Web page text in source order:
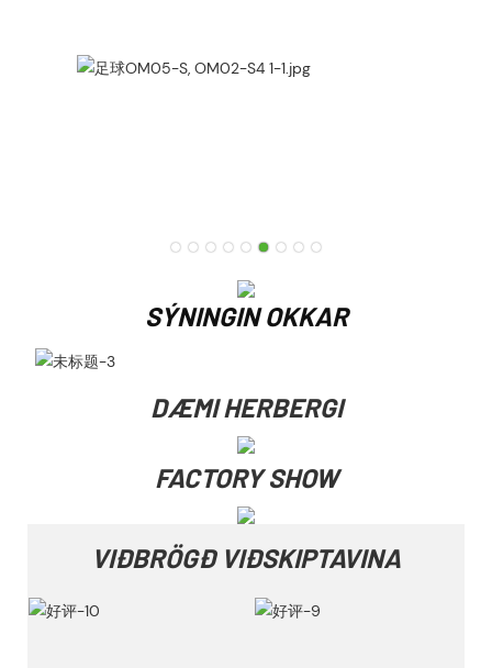
SÝNINGIN OKKAR
DÆMI HERBERGI
FACTORY SHOW
VIÐBRÖGÐ VIÐSKIPTAVINA